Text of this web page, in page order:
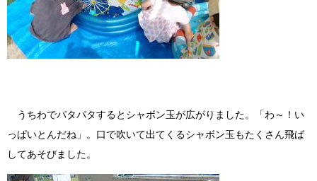
うちわでパタパタするとシャボン玉が広がりました。「わ～！い
っぱいとんだね」。口で吹いて出てくるシャボン玉もたくさん飛ば
してあそびました。